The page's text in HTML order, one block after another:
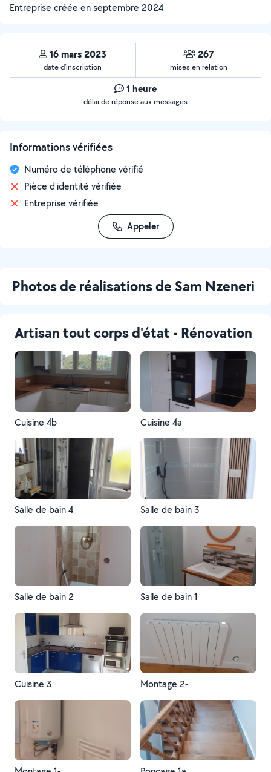
Entreprise créée enseptembre 2024
16 mars 2023
date d’inscription
267
mises en relation
1 heure
délai de réponse aux messages
Informations vérifiées
Numéro de téléphone vérifié
Pièce d'identité vérifiée
Entreprise vérifiée
Appeler
Photos de réalisations de Sam Nzeneri
Artisan tout corps d'état - Rénovation
Cuisine 4b Cuisine 4a
Salle de bain 4 Salle de bain 3
Salle de bain 2 Salle de bain 1
Cuisine 3 Montage 2-